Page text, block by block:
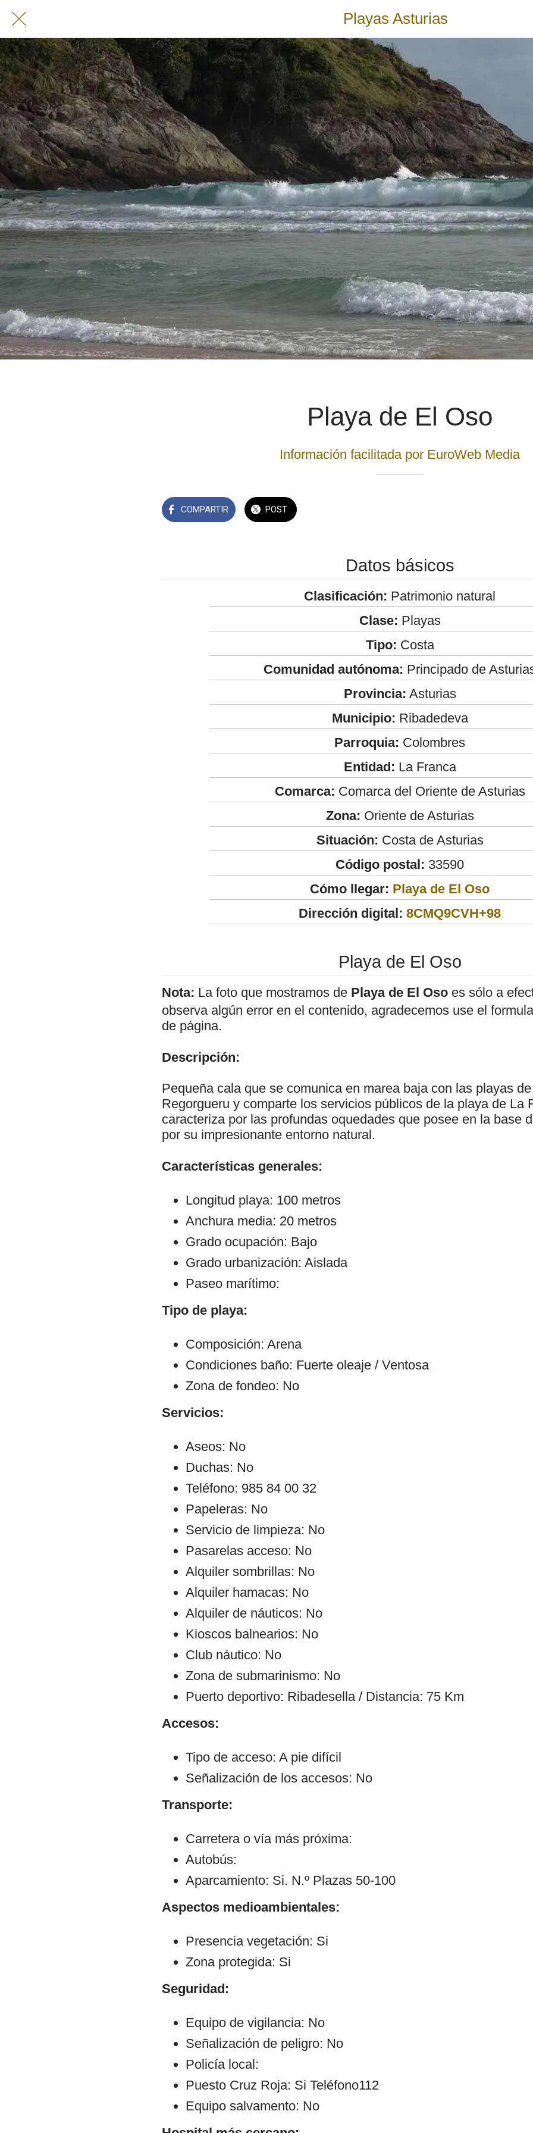
Playas Asturias
Playa de El Oso
Información facilitada por EuroWeb Media
COMPARTIR POST
Datos básicos
Clasificación: Patrimonio natural
Clase: Playas
Tipo: Costa
Comunidad autónoma: Principado de
Provincia: Asturias
Municipio: Ribadedeva
Parroquia: Colombres
Entidad: La Franca
Comarca: Comarca del Oriente de Asturias
Zona: Oriente de Asturias
Situación: Costa de Asturias
Código postal: 33590
Cómo llegar: Playa de El Oso
Dirección digital: 8CMQ9CVH+98
Playa de El Oso
Nota: La foto que mostramos de Playa de El Oso es sólo a
observa algún error en el contenido, agradecemos use el
de página.
Descripción:
Pequeña cala que se comunica en marea baja con las playas
Regorgueru y comparte los servicios públicos de la playa de La
caracteriza por las profundas oquedades que posee en la base
por su impresionante entorno natural.
Características generales:
Longitud playa: 100 metros
Anchura media: 20 metros
Grado ocupación: Bajo
Grado urbanización: Aislada
Paseo marítimo:
Tipo de playa:
Composición: Arena
Condiciones baño: Fuerte oleaje / Ventosa
Zona de fondeo: No
Servicios:
Aseos: No
Duchas: No
Teléfono: 985 84 00 32
Papeleras: No
Servicio de limpieza: No
Pasarelas acceso: No
Alquiler sombrillas: No
Alquiler hamacas: No
Alquiler de náuticos: No
Kioscos balnearios: No
Club náutico: No
Zona de submarinismo: No
Puerto deportivo: Ribadesella / Distancia: 75 Km
Accesos:
Tipo de acceso: A pie difícil
Señalización de los accesos: No
Transporte:
Carretera o vía más próxima:
Autobús:
Aparcamiento: Si. N.º Plazas 50-100
Aspectos medioambientales:
Presencia vegetación: Si
Zona protegida: Si
Seguridad:
Equipo de vigilancia: No
Señalización de peligro: No
Policía local:
Puesto Cruz Roja: Si Teléfono112
Equipo salvamento: No